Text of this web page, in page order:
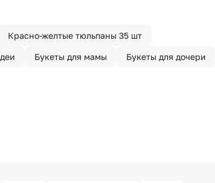
Красно-желтые тюльпаны 35 шт
Букеты для мамы Букеты для дочери